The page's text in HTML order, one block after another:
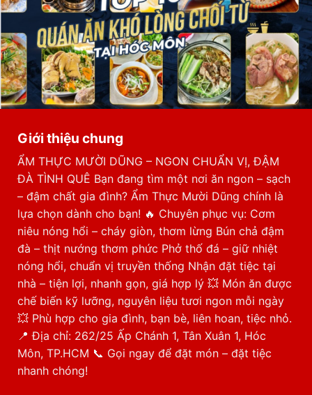
Giới thiệu chung
ẨM THỰC MƯỜI DŨNG – NGON CHUẨN VỊ, ĐẬM
ĐÀ TÌNH QUÊ Bạn đang tìm một nơi ăn ngon – sạch
– đậm chất gia đình? Ẩm Thực Mười Dũng chính là
lựa chọn dành cho bạn! 🔥 Chuyên phục vụ: Cơm
niêu nóng hổi – cháy giòn, thơm lừng Bún chả đậm
đà – thịt nướng thơm phức Phở thố đá – giữ nhiệt
nóng hổi, chuẩn vị truyền thống Nhận đặt tiệc tại
nhà – tiện lợi, nhanh gọn, giá hợp lý 💥 Món ăn được
chế biến kỹ lưỡng, nguyên liệu tươi ngon mỗi ngày
💥 Phù hợp cho gia đình, bạn bè, liên hoan, tiệc nhỏ.
📍 Địa chỉ: 262/25 Ấp Chánh 1, Tân Xuân 1, Hóc
Môn, TP.HCM 📞 Gọi ngay để đặt món – đặt tiệc
nhanh chóng!